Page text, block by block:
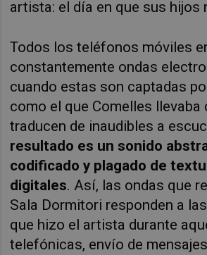
artista: el día en que sus hijos
Todos los teléfonos móviles
constantemente ondas
cuando estas son captadas
como el que Comelles llevaba
traducen de inaudibles a
resultado es un sonido
codificado y plagado de
digitales. Así, las ondas que
Sala Dormitori responden a
que hizo el artista durante
telefónicas, envío de